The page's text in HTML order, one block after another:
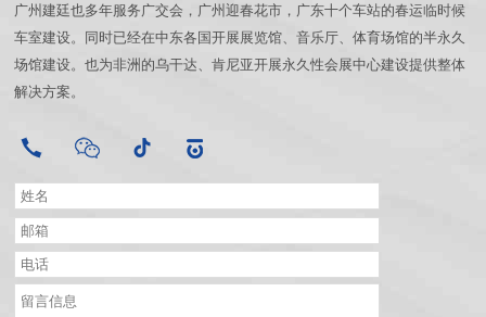
广州建廷也多年服务广交会，广州迎春花市，广东十个车站的春运临时候
车室建设。同时已经在中东各国开展展览馆、音乐厅、体育场馆的半永久
场馆建设。也为非洲的乌干达、肯尼亚开展永久性会展中心建设提供整体
解决方案。